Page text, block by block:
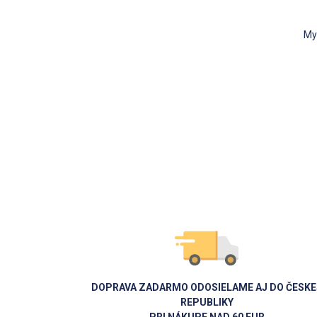
DOPRAVA ZADARMO ODOSIELAME AJ DO
REPUBLIKY